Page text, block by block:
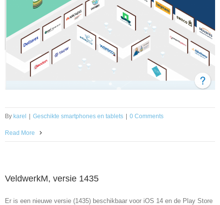
By karel | Geschikte smartphones en tablets | 0 Comments
Read More
VeldwerkM, versie 1435
Er is een nieuwe versie (1435) beschikbaar voor iOS 14 en de Play Store